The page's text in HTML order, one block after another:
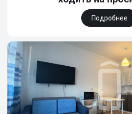
Подробнее